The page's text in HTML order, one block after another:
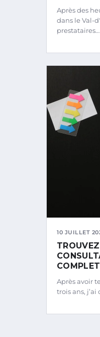
Après des
dans le Val-
prestataires…
10 JUILLET
COMPLET
Après avoir
trois ans,